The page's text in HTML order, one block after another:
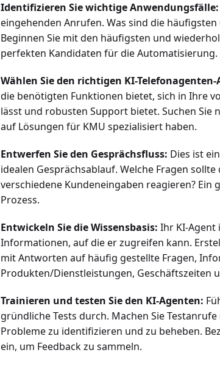
Identifizieren Sie wichtige Anwendungsfälle:
eingehenden Anrufen. Was sind die
Beginnen Sie mit den häufigsten und
perfekten Kandidaten für die Automatisierung.
Wählen Sie den richtigen KI-
die benötigten Funktionen bietet, sich in Ihre
lässt und robusten Support bietet. Suchen Sie
auf Lösungen für KMU spezialisiert haben.
Entwerfen Sie den Gesprächsfluss: Dies ist
idealen Gesprächsablauf. Welche Fragen
verschiedene Kundeneingaben reagieren?
Prozess.
Entwickeln Sie die Wissensbasis: Ihr KI-Agent
Informationen, auf die er zugreifen kann.
mit Antworten auf häufig gestellte Fragen,
Produkten/Dienstleistungen, Geschäftszeiten
Trainieren und testen Sie den KI-Agenten:
gründliche Tests durch. Machen Sie
Probleme zu identifizieren und zu beheben.
ein, um Feedback zu sammeln.